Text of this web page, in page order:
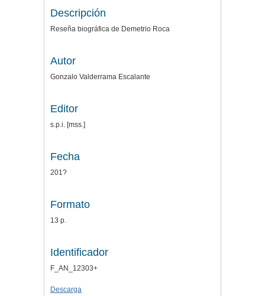
Descripción
Reseña biográfica de Demetrio Roca
Autor
Gonzalo Valderrama Escalante
Editor
s.p.i. [mss.]
Fecha
201?
Formato
13 p.
Identificador
F_AN_12303+
Descarga